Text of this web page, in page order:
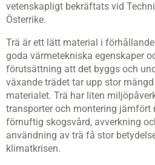
vetenskapligt bekräftats vid
Österrike.
Trä är ett lätt material i
goda värmetekniska egenskaper
förutsättning att det byggs och
växande trädet tar upp stor
materialet. Trä har liten
transporter och montering jämfört
förnuftig skogsvård, avverkning
användning av trä få stor
klimatkrisen.